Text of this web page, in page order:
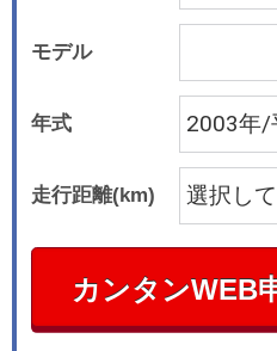
モデル
年式
走行距離(km)
カンタンWEB